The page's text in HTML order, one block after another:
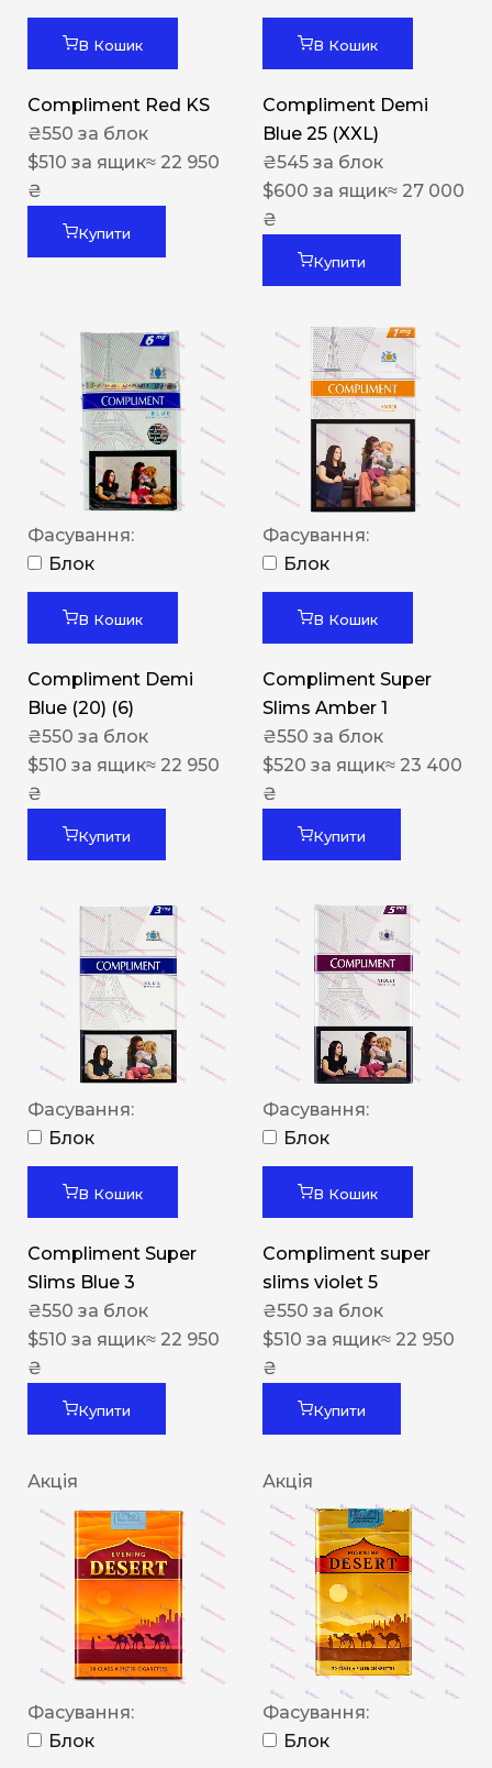
В Кошик
Compliment Red KS
₴550 за блок
$510 за ящик≈ 22 950
₴
Купити
В Кошик
Compliment Demi
Blue 25 (XXL)
₴545 за блок
$600 за ящик≈ 27 000
₴
Купити
Фасування:
Блок
В Кошик
Compliment Demi
Blue (20) (6)
₴550 за блок
$510 за ящик≈ 22 950
₴
Купити
Фасування:
Блок
В Кошик
Compliment Super
Slims Amber 1
₴550 за блок
$520 за ящик≈ 23 400
₴
Купити
Фасування:
Блок
В Кошик
Compliment Super
Slims Blue 3
₴550 за блок
$510 за ящик≈ 22 950
₴
Купити
Фасування:
Блок
В Кошик
Compliment super
slims violet 5
₴550 за блок
$510 за ящик≈ 22 950
₴
Купити
Акція
Фасування:
Блок
Акція
Фасування:
Блок